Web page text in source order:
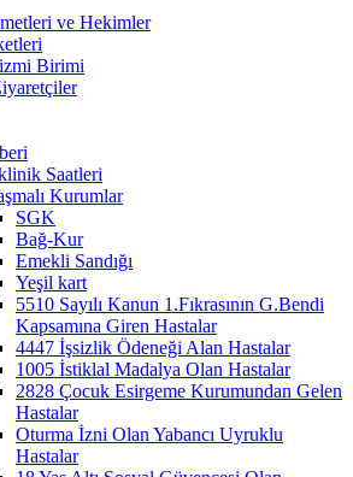
ve Hekimler
Birimi
Saatleri
Kurumlar
SGK
Bağ-Kur
Emekli Sandığı
Yeşil kart
5510 Sayılı Kanun 1.Fıkrasının G.Bendi
Kapsamına Giren Hastalar
4447 İşsizlik Ödeneği Alan Hastalar
1005 İstiklal Madalya Olan Hastalar
2828 Çocuk Esirgeme Kurumundan Gelen
Hastalar
Oturma İzni Olan Yabancı Uyruklu
Hastalar